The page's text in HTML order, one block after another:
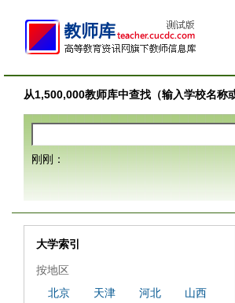
从1,500,000教师库中查找（输入学校名称
刚刚：
大学索引
按地区
北京
天津 河北
山西